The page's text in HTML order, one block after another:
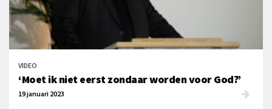
VIDEO
‘Moet ik niet eerst zondaar worden voor God?’
19 januari 2023